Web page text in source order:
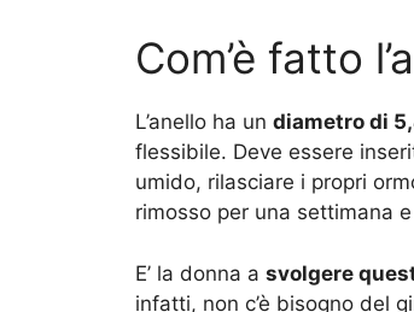
Com’è fatto
L’anello ha un diametro di
flessibile. Deve essere
umido, rilasciare i propri
rimosso per una settimana
E’ la donna a svolgere
infatti, non c’è bisogno del